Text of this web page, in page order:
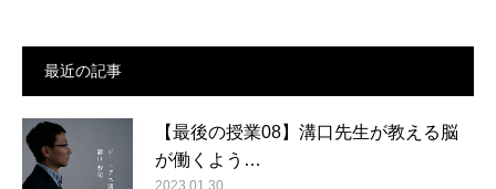
最近の記事
【最後の授業08】溝口先生が教える脳
が働くよう…
2023.01.30